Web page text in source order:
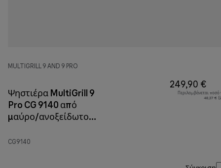
MULTIGRILL 9 AND 9 PRO
Ψηστιέρα MultiGrill 9
Pro CG 9140 από
μαύρο/ανοξείδωτο
CG9140
249,90 €
Περιλαμβάνεται
48,37 €